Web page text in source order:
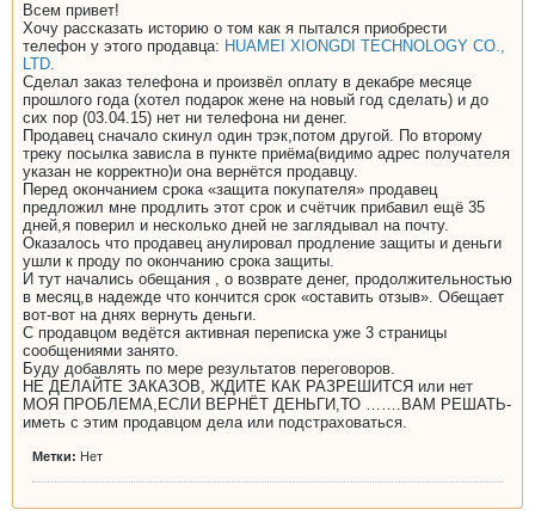
Всем привет!
Хочу рассказать историю о том как я пытался приобрести
телефон у этого продавца: HUAMEI XIONGDI TECHNOLOGY CO.,
LTD.
Сделал заказ телефона и произвёл оплату в декабре месяце
прошлого года (хотел подарок жене на новый год сделать) и до
сих пор (03.04.15) нет ни телефона ни денег.
Продавец сначало скинул один трэк,потом другой. По второму
треку посылка зависла в пункте приёма(видимо адрес получателя
указан не корректно)и она вернётся продавцу.
Перед окончанием срока «защита покупателя» продавец
предложил мне продлить этот срок и счётчик прибавил ещё 35
дней,я поверил и несколько дней не заглядывал на почту.
Оказалось что продавец анулировал продление защиты и деньги
ушли к проду по окончанию срока защиты.
И тут начались обещания , о возврате денег, продолжительностью
в месяц,в надежде что кончится срок «оставить отзыв». Обещает
вот-вот на днях вернуть деньги.
С продавцом ведётся активная переписка уже 3 страницы
сообщениями занято.
Буду добавлять по мере результатов переговоров.
НЕ ДЕЛАЙТЕ ЗАКАЗОВ, ЖДИТЕ КАК РАЗРЕШИТСЯ или нет
МОЯ ПРОБЛЕМА,ЕСЛИ ВЕРНЁТ ДЕНЬГИ,ТО …….ВАМ РЕШАТЬ-
иметь с этим продавцом дела или подстраховаться.
Метки: Нет